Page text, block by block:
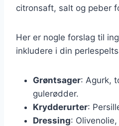
citronsaft, salt og peber
Her er nogle forslag til
inkludere i din
Grøntsager: Agurk,
gulerødder.
Krydderurter:
Dressing: